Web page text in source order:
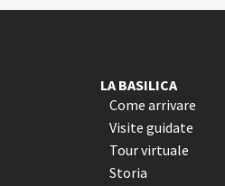
LA BASILICA
Come arrivare
Visite guidate
Tour virtuale
Storia